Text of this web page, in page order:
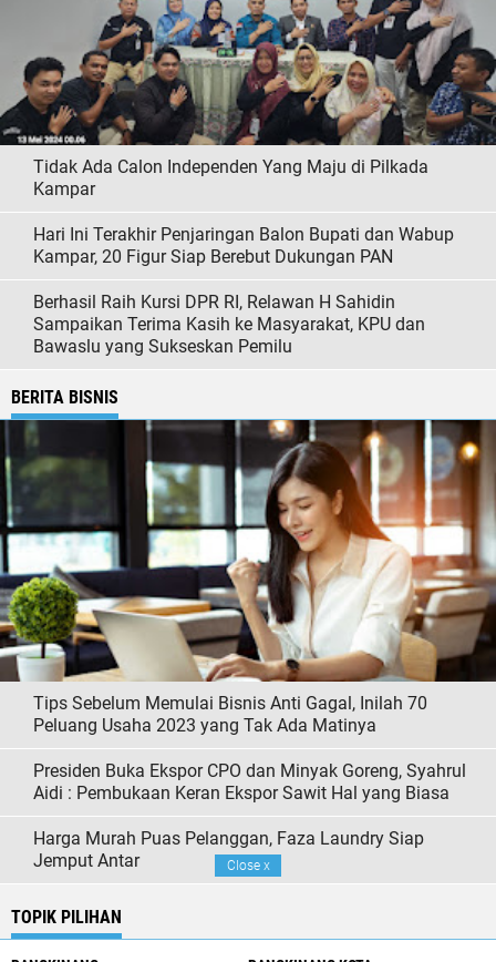
Tidak Ada Calon Independen Yang Maju di Pilkada
Kampar
Hari Ini Terakhir Penjaringan Balon Bupati dan Wabup
Kampar, 20 Figur Siap Berebut Dukungan PAN
Berhasil Raih Kursi DPR RI, Relawan H Sahidin
Sampaikan Terima Kasih ke Masyarakat, KPU dan
Bawaslu yang Sukseskan Pemilu
BERITA BISNIS
Tips Sebelum Memulai Bisnis Anti Gagal, Inilah 70
Peluang Usaha 2023 yang Tak Ada Matinya
Presiden Buka Ekspor CPO dan Minyak Goreng, Syahrul
Aidi : Pembukaan Keran Ekspor Sawit Hal yang Biasa
Harga Murah Puas Pelanggan, Faza Laundry Siap
Jemput Antar
TOPIK PILIHAN
Close x